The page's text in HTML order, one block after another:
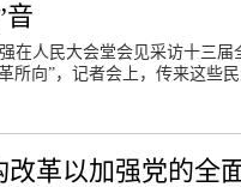
音
在人民大会堂会见采访十三
所向”，记者会上，传来这些民
改革以加强党的全